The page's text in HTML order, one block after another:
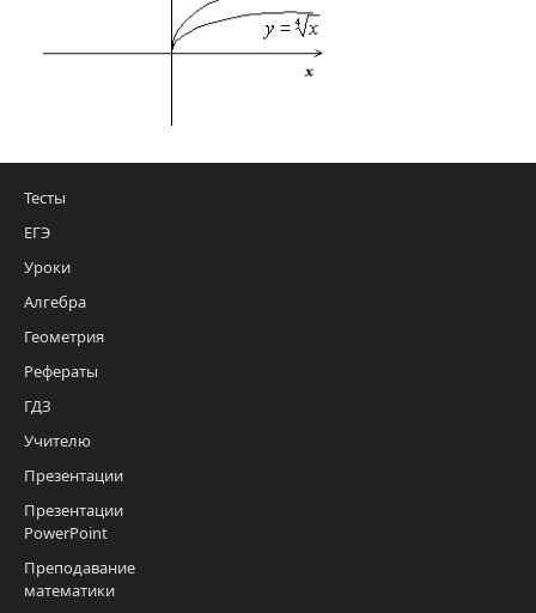
Тесты
ЕГЭ
Уроки
Алгебра
Геометрия
Рефераты
ГДЗ
Учителю
Презентации
Презентации
PowerPoint
Преподавание
математики